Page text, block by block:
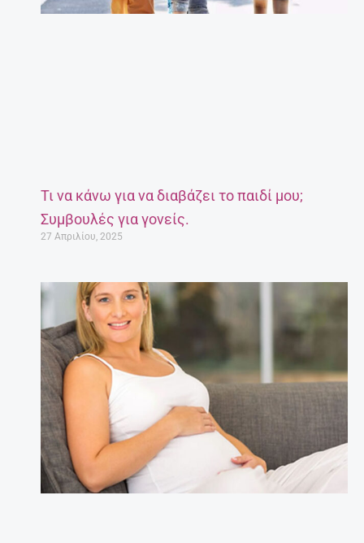
Τι να κάνω για να διαβάζει το παιδί μου;
Συμβουλές για γονείς.
27 Απριλίου, 2025